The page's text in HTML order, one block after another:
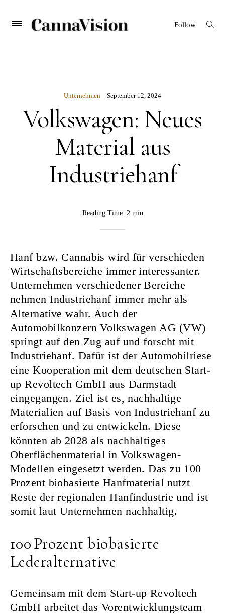
Skip Primary
Menu
CANNAVISION
Follow
open
search
Unternehmen September 12, 2024
Volkswagen: Neues
Material aus
Industriehanf
Reading Time: 2 min
Hanf bzw. Cannabis wird für verschieden
Wirtschaftsbereiche immer interessanter.
Unternehmen verschiedener Bereiche
nehmen Industriehanf immer mehr als
Alternative wahr. Auch der
Automobilkonzern Volkswagen AG (VW)
springt auf den Zug auf und forscht mit
Industriehanf. Dafür ist der Automobilriese
eine Kooperation mit dem deutschen Start-
up Revoltech GmbH aus Darmstadt
eingegangen. Ziel ist es, nachhaltige
Materialien auf Basis von Industriehanf zu
erforschen und zu entwickeln. Diese
könnten ab 2028 als nachhaltiges
Oberflächenmaterial in Volkswagen-
Modellen eingesetzt werden. Das zu 100
Prozent biobasierte Hanfmaterial nutzt
Reste der regionalen Hanfindustrie und ist
somit laut Unternehmen nachhaltig.
100 Prozent biobasierte
Lederalternative
Gemeinsam mit dem Start-up Revoltech
GmbH arbeitet das Vorentwicklungsteam